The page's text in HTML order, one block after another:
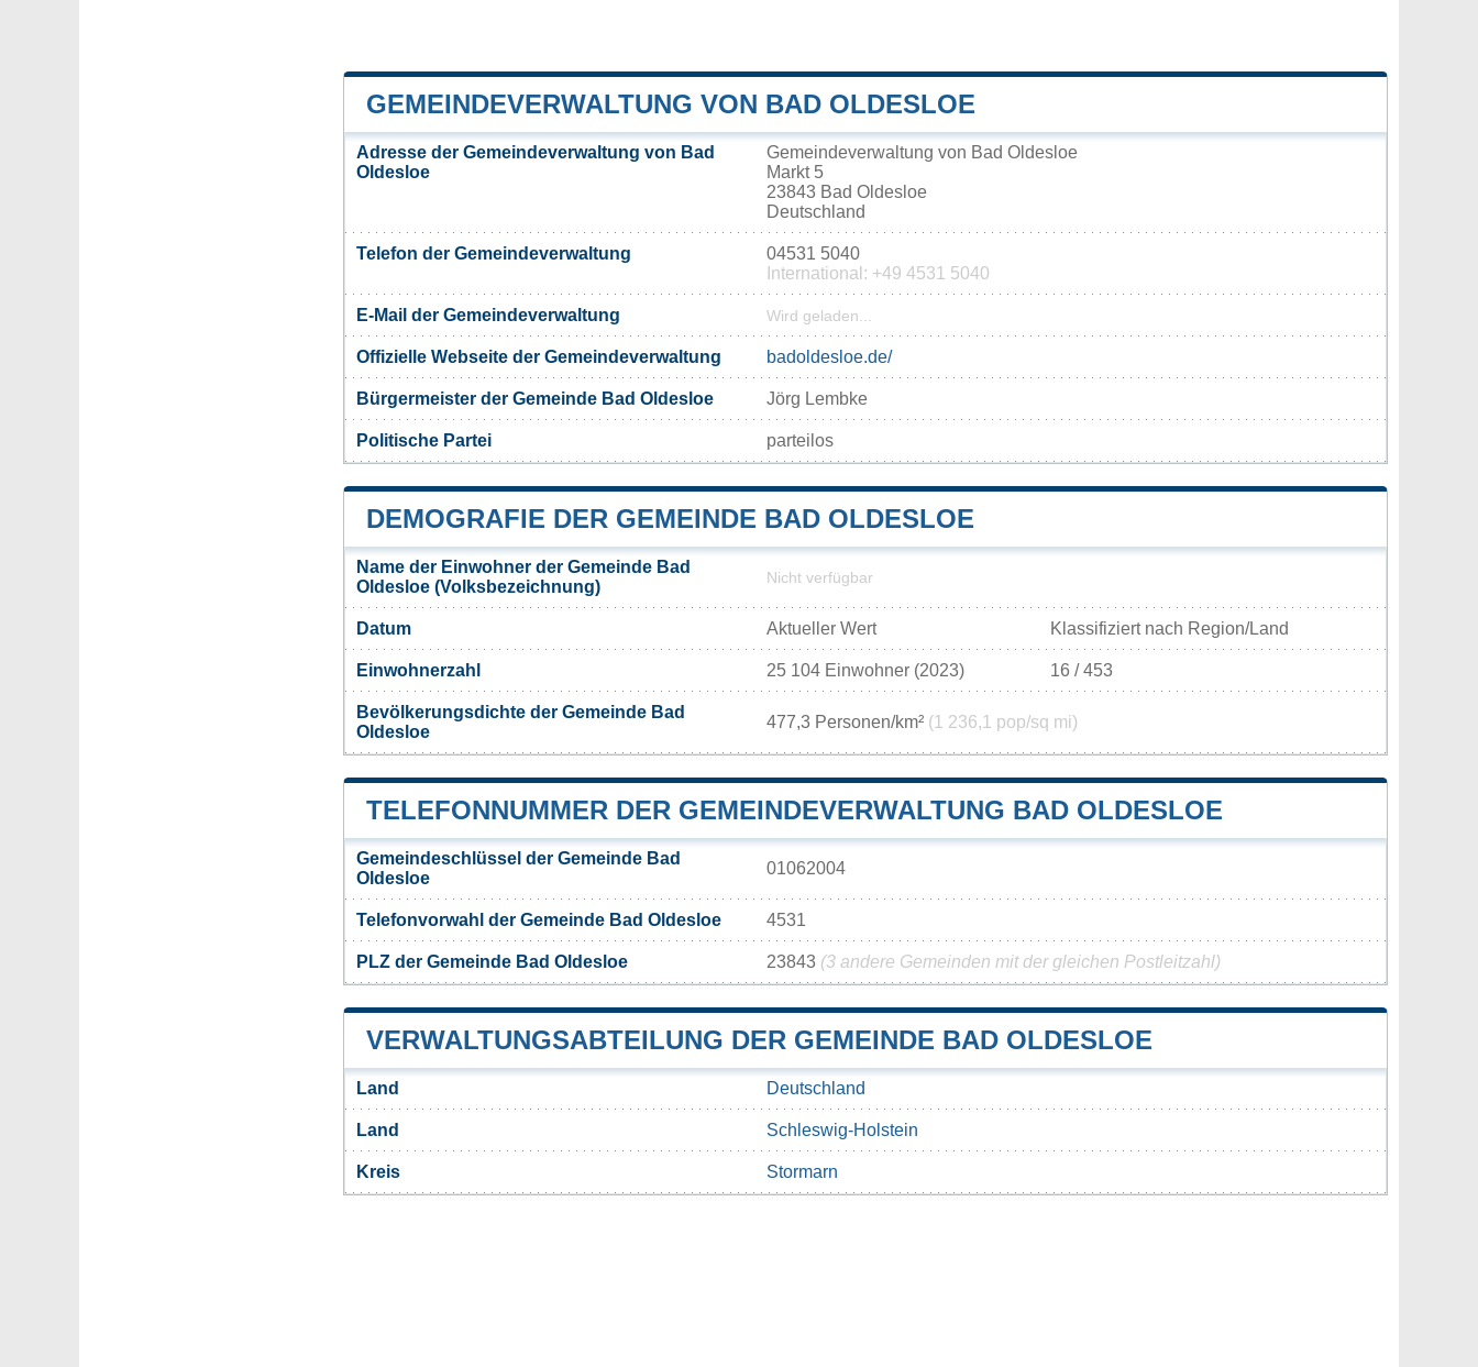
GEMEINDEVERWALTUNG VON BAD OLDESLOE
Adresse der Gemeindeverwaltung von Bad
Oldesloe
Gemeindeverwaltung von Bad Oldesloe
Markt 5
23843 Bad Oldesloe
Deutschland
Telefon der Gemeindeverwaltung
04531 5040
International: +49 4531 5040
E-Mail der Gemeindeverwaltung Wird geladen...
Offizielle Webseite der Gemeindeverwaltung badoldesloe.de/
Bürgermeister der Gemeinde Bad Oldesloe Jörg Lembke
Politische Partei parteilos
DEMOGRAFIE DER GEMEINDE BAD OLDESLOE
Name der Einwohner der Gemeinde Bad
Oldesloe (Volksbezeichnung)
Nicht verfügbar
Datum Aktueller Wert Klassifiziert nach Region/Land
Einwohnerzahl 25 104 Einwohner (2023) 16 / 453
Bevölkerungsdichte der Gemeinde Bad
Oldesloe
477,3 Personen/km² (1 236,1 pop/sq mi)
TELEFONNUMMER DER GEMEINDEVERWALTUNG BAD OLDESLOE
Gemeindeschlüssel der Gemeinde Bad
Oldesloe
01062004
Telefonvorwahl der Gemeinde Bad Oldesloe 4531
PLZ der Gemeinde Bad Oldesloe 23843 (3 andere Gemeinden mit der gleichen Postleitzahl)
VERWALTUNGSABTEILUNG DER GEMEINDE BAD OLDESLOE
Land Deutschland
Land Schleswig-Holstein
Kreis Stormarn